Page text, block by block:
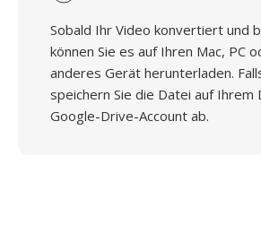
Sobald Ihr Video konvertiert und
können Sie es auf Ihren Mac, PC
anderes Gerät herunterladen.
speichern Sie die Datei auf
Google-Drive-Account ab.